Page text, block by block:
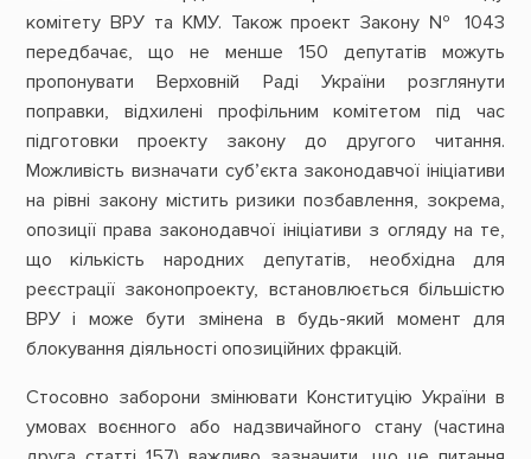
комітету ВРУ та КМУ. Також проект Закону № 1043
передбачає, що не менше 150 депутатів можуть
пропонувати Верховній Раді України розглянути
поправки, відхилені профільним комітетом під час
підготовки проекту закону до другого читання.
Можливість визначати суб’єкта законодавчої ініціативи
на рівні закону містить ризики позбавлення, зокрема,
опозиції права законодавчої ініціативи з огляду на те,
що кількість народних депутатів, необхідна для
реєстрації законопроекту, встановлюється більшістю
ВРУ і може бути змінена в будь-який момент для
блокування діяльності опозиційних фракцій.
Стосовно заборони змінювати Конституцію України в
умовах воєнного або надзвичайного стану (частина